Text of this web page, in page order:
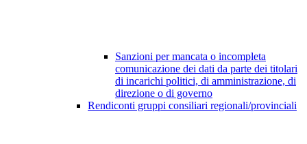
Sanzioni per mancata o incompleta
comunicazione dei dati da parte dei titolari
di incarichi politici, di amministrazione, di
direzione o di governo
Rendiconti gruppi consiliari regionali/provinciali